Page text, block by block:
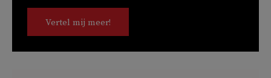
Vertel mij meer!